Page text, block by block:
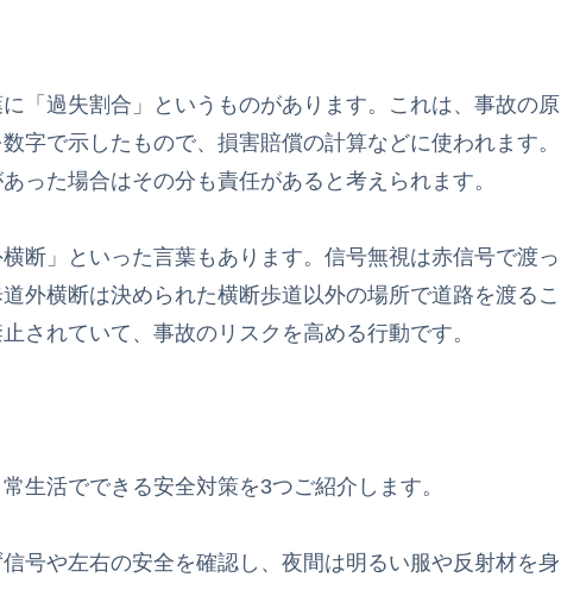
「過失割合」というものがあります。これは、事故の原
字で示したもので、損害賠償の計算などに使われます。
った場合はその分も責任があると考えられます。
断」といった言葉もあります。信号無視は赤信号で渡っ
外横断は決められた横断歩道以外の場所で道路を渡るこ
されていて、事故のリスクを高める行動です。
生活でできる安全対策を3つご紹介します。
号や左右の安全を確認し、夜間は明るい服や反射材を身